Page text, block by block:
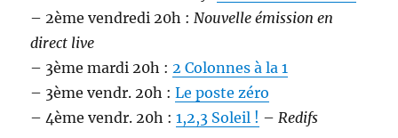
– 2ème vendredi 20h : Nouvelle émission en
direct live
– 3ème mardi 20h : 2 Colonnes à la 1
– 3ème vendr. 20h :Le poste zéro
– 4ème vendr. 20h :1,2,3 Soleil ! – Redifs